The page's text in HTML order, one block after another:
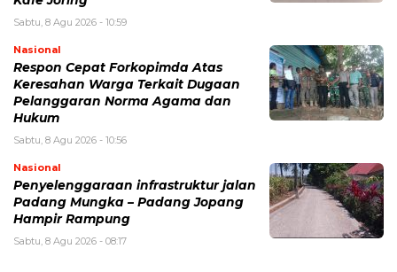
Sabtu, 8 Agu 2026 - 10:59
Nasional
Respon Cepat Forkopimda Atas
Keresahan Warga Terkait Dugaan
Pelanggaran Norma Agama dan
Hukum
Sabtu, 8 Agu 2026 - 10:56
Nasional
Penyelenggaraan infrastruktur jalan
Padang Mungka – Padang Jopang
Hampir Rampung
Sabtu, 8 Agu 2026 - 08:17